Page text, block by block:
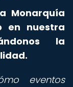
Monarquía
en nuestra
la
eventos